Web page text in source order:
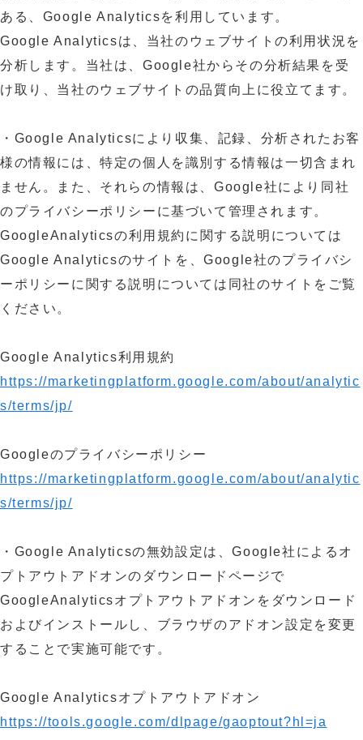
ある、Google Analyticsを利用しています。
Google Analyticsは、当社のウェブサイトの利用状況を
分析します。当社は、Google社からその分析結果を受
け取り、当社のウェブサイトの品質向上に役立てます。
・Google Analyticsにより収集、記録、分析されたお客
様の情報には、特定の個人を識別する情報は一切含まれ
ません。また、それらの情報は、Google社により同社
のプライバシーポリシーに基づいて管理されます。
GoogleAnalyticsの利用規約に関する説明については
Google Analyticsのサイトを、Google社のプライバシ
ーポリシーに関する説明については同社のサイトをご覧
ください。
Google Analytics利用規約
https://marketingplatform.google.com/about/analytic
s/terms/jp/
Googleのプライバシーポリシー
https://marketingplatform.google.com/about/analytic
s/terms/jp/
・Google Analyticsの無効設定は、Google社によるオ
プトアウトアドオンのダウンロードページで
GoogleAnalyticsオプトアウトアドオンをダウンロード
およびインストールし、ブラウザのアドオン設定を変更
することで実施可能です。
Google Analyticsオプトアウトアドオン
https://tools.google.com/dlpage/gaoptout?hl=ja